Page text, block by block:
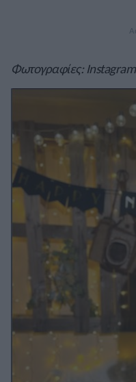
Φωτογραφίες: Instagram